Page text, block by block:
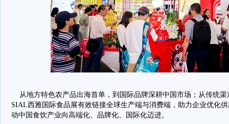
从地方特色农产品出海首单，到国际品牌深耕中国市场；从传统
SIAL西雅国际食品展有效链接全球生产端与消费端，助力企业优化
动中国食饮产业向高端化、品牌化、国际化迈进。